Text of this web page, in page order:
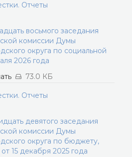
Отчеты
восьмого заседания
комиссии Думы
округа по социальной
2026 года
73.0 КБ
Отчеты
девятого заседания
комиссии Думы
округа по бюджету,
15 декабря 2025 года